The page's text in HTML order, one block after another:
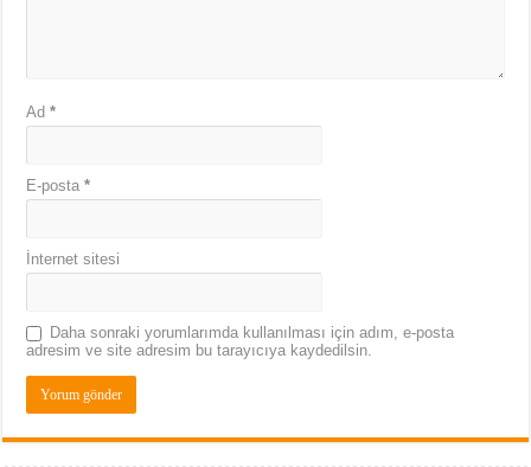
Ad*
E-posta*
İnternet sitesi
Daha sonraki yorumlarımda kullanılması için adım, e-posta
adresim ve site adresim bu tarayıcıya kaydedilsin.